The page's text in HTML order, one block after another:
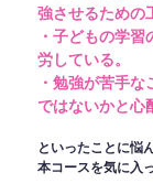
強させるための
・子どもの学
労している。
・勉強が苦手
ではないかと心
といったことに悩
本コースを気に入